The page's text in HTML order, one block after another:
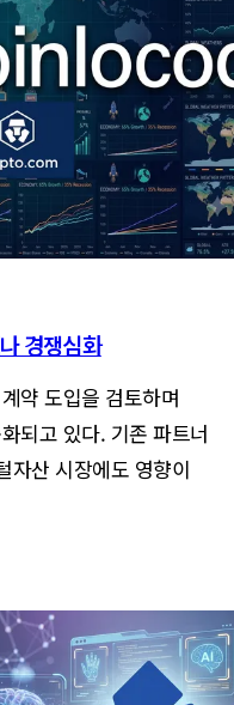
경쟁심화
약 도입을 검토하며
되고 있다. 기존 파트너
자산 시장에도 영향이